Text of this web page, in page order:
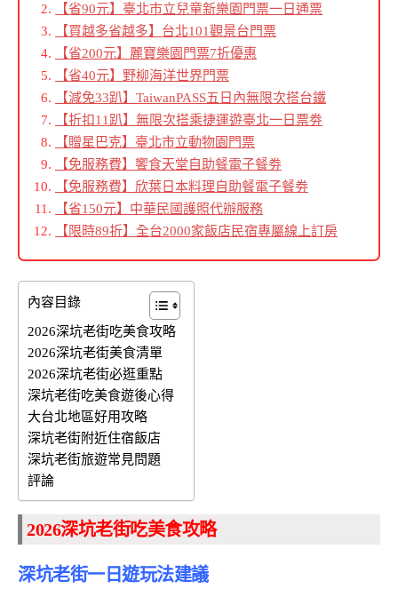
【省90元】臺北市立兒童新樂園門票一日通票
【買越多省越多】台北101觀景台門票
【省200元】麗寶樂園門票7折優惠
【省40元】野柳海洋世界門票
【減免33趴】TaiwanPASS五日內無限次搭台鐵
【折扣11趴】無限次搭乘捷運遊臺北一日票劵
【贈星巴克】臺北市立動物園門票
【免服務費】饗食天堂自助餐電子餐劵
【免服務費】欣葉日本料理自助餐電子餐劵
【省150元】中華民國護照代辦服務
【限時89折】全台2000家飯店民宿專屬線上訂房
內容目錄
2026深坑老街吃美食攻略
2026深坑老街美食清單
2026深坑老街必逛重點
深坑老街吃美食遊後心得
大台北地區好用攻略
深坑老街附近住宿飯店
深坑老街旅遊常見問題
評論
2026深坑老街吃美食攻略
深坑老街一日遊玩法建議